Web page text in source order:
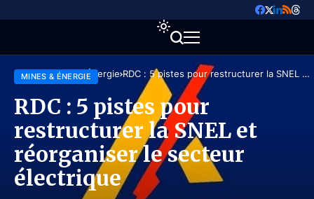
Accueil Mines & Énergie RDC : 5 pistes pour restructurer la SNEL et
réorganiser le secteur électrique
MINES & ÉNERGIE
RDC : 5 pistes pour
restructurer la SNEL et
réorganiser le secteur
électrique